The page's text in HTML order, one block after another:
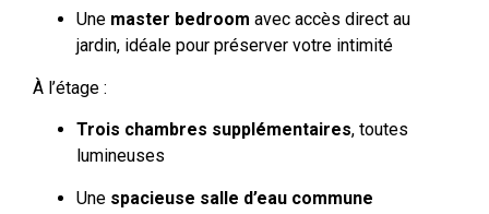
Une master bedroom avec accès direct au
jardin, idéale pour préserver votre intimité
À l’étage :
Trois chambres supplémentaires, toutes
lumineuses
Une spacieuse salle d’eau commune